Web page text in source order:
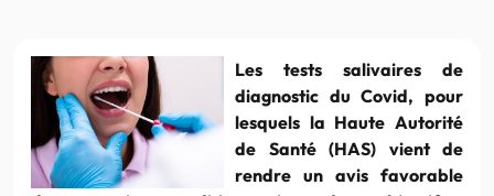
Les tests salivaires de
diagnostic du Covid, pour
lesquels la Haute Autorité
de Santé (HAS) vient de
rendre un avis favorable